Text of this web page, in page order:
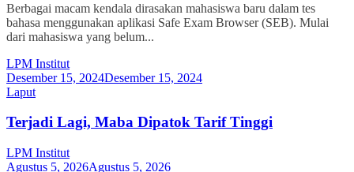
Berbagai macam kendala dirasakan mahasiswa baru dalam tes
bahasa menggunakan aplikasi Safe Exam Browser (SEB). Mulai
dari mahasiswa yang belum...
LPM Institut
Desember 15, 2024Desember 15, 2024
Laput
Terjadi Lagi, Maba Dipatok Tarif Tinggi
LPM Institut
Agustus 5, 2026Agustus 5, 2026